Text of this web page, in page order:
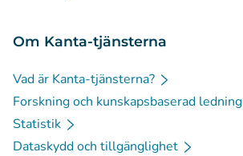
Om Kanta-tjänsterna
Vad är Kanta-tjänsterna?
Forskning och kunskapsbaserad ledning
Statistik
Dataskydd och tillgänglighet